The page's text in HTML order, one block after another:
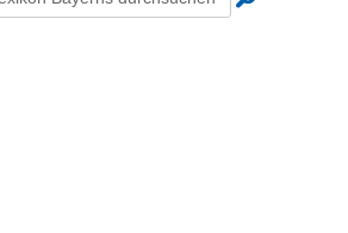
Redaktion